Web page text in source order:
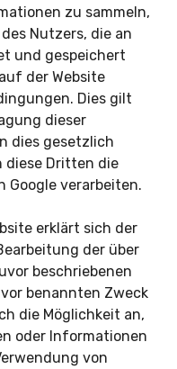
zu sammeln,
Nutzers, die an
und gespeichert
der Website
Dies gilt
dieser
dies gesetzlich
diese Dritten die
verarbeiten.
erklärt sich der
der über
beschriebenen
benannten Zweck
die Möglichkeit an,
oder Informationen
von